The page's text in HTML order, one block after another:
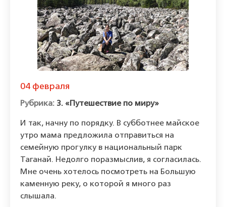
04 февраля
3. «Путешествие по миру»
И так, начну по порядку. В субботнее майское
утро мама предложила отправиться на
семейную прогулку в национальный парк
Таганай. Недолго поразмыслив, я согласилась.
Мне очень хотелось посмотреть на Большую
каменную реку, о которой я много раз
слышала.